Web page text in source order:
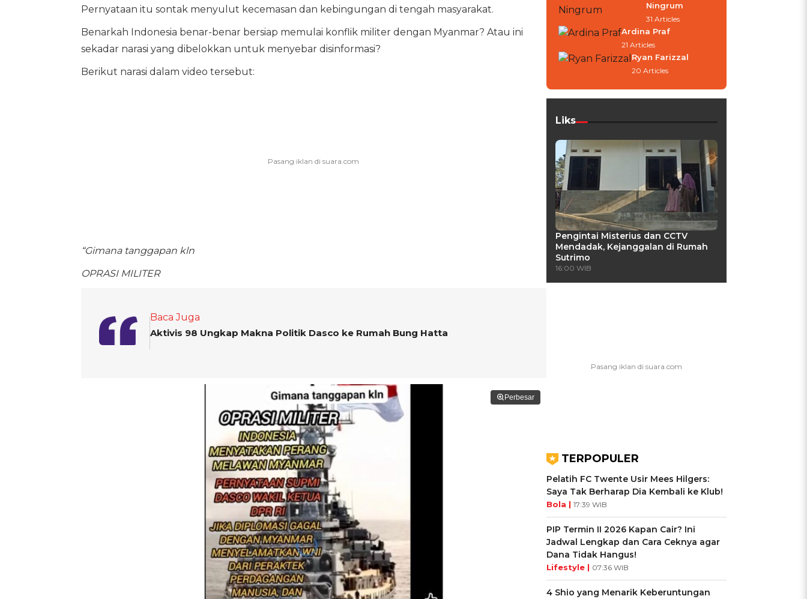
Pernyataan itu sontak menyulut kecemasan dan kebingungan di tengah masyarakat.
Benarkah Indonesia benar-benar bersiap memulai konflik militer dengan Myanmar? Atau ini
sekadar narasi yang dibelokkan untuk menyebar disinformasi?
Berikut narasi dalam video tersebut:
“Gimana tanggapan kln
OPRASI MILITER
Baca Juga
Aktivis 98 Ungkap Makna Politik Dasco ke Rumah Bung Hatta
Perbesar
Ningrum
31 Articles
Ardina Praf
21 Articles
Ryan Farizzal
20 Articles
Liks
Pengintai Misterius dan CCTV
Mendadak, Kejanggalan di Rumah
Sutrimo
16:00 WIB
TERPOPULER
Pelatih FC Twente Usir Mees Hilgers:
Saya Tak Berharap Dia Kembali ke Klub!
Bola | 17:39 WIB
PIP Termin II 2026 Kapan Cair? Ini
Jadwal Lengkap dan Cara Ceknya agar
Dana Tidak Hangus!
Lifestyle | 07:36 WIB
4 Shio yang Menarik Keberuntungan